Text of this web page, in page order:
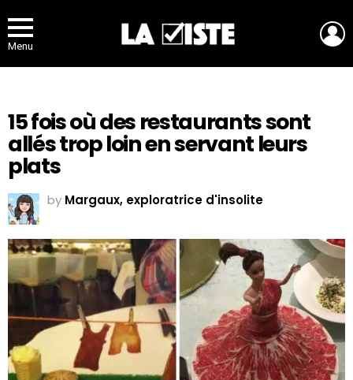
Menu
15 fois où des restaurants sont
allés trop loin en servant leurs
plats
by Margaux, exploratrice d'insolite